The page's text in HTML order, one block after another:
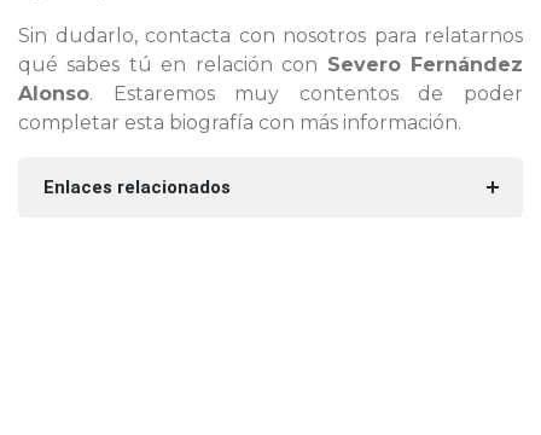
Sin dudarlo, contacta con nosotros para relatarnos
qué sabes tú en relación con Severo Fernández
Alonso. Estaremos muy contentos de poder
completar esta biografía con más información.
Enlaces relacionados